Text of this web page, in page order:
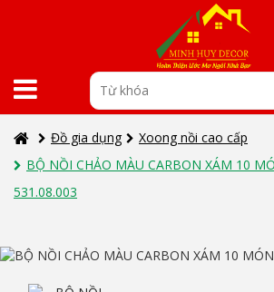
Đồ gia dụng
Xoong nồi cao cấp
BỘ NỒI CHẢO MÀU CARBON XÁM 10
531.08.003